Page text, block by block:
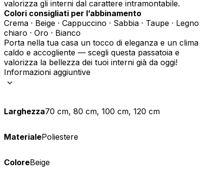
valorizza gli interni dal carattere intramontabile.
Colori consigliati per l’abbinamento
Crema · Beige · Cappuccino · Sabbia · Taupe · Legno
chiaro · Oro · Bianco
Porta nella tua casa un tocco di eleganza e un clima
caldo e accogliente — scegli questa passatoia e
valorizza la bellezza dei tuoi interni già da oggi!
Informazioni aggiuntive
Larghezza70 cm, 80 cm, 100 cm, 120 cm
MaterialePoliestere
ColoreBeige